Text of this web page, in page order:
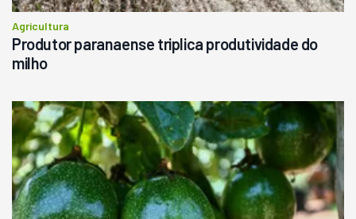
Agricultura
Produtor paranaense triplica produtividade do
milho